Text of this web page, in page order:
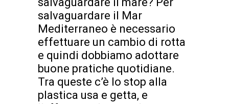
salvaguardare il Mar
Mediterraneo è necessario
effettuare un cambio di rotta
e quindi dobbiamo adottare
buone pratiche quotidiane.
Tra queste c’è lo stop alla
plastica usa e getta, e